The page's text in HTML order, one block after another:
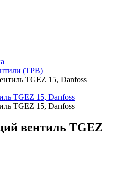
(ТРВ)
TGEZ 15, Danfoss
вентиль TGEZ